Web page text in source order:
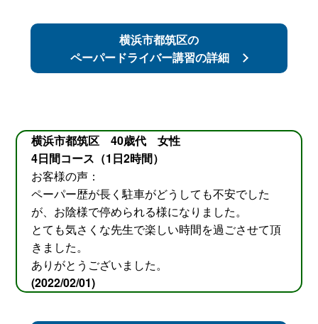
横浜市都筑区の
ペーパードライバー講習の詳細
横浜市都筑区 40歳代 女性
4日間コース（1日2時間）
お客様の声：
ペーパー歴が長く駐車がどうしても不安でした
が、お陰様で停められる様になりました。
とても気さくな先生で楽しい時間を過ごさせて頂
きました。
ありがとうございました。
(2022/02/01)